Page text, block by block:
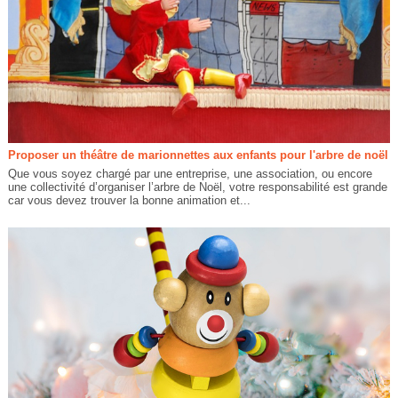
Proposer un théâtre de marionnettes aux enfants pour l'arbre de noël
Que vous soyez chargé par une entreprise, une association, ou encore
une collectivité d’organiser l’arbre de Noël, votre responsabilité est grande
car vous devez trouver la bonne animation et...